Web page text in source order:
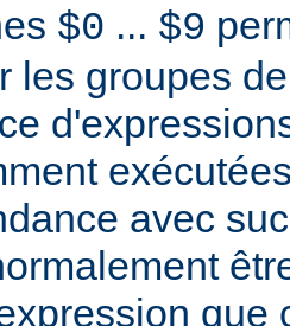
$0 ... $9
les groupes
avec
que